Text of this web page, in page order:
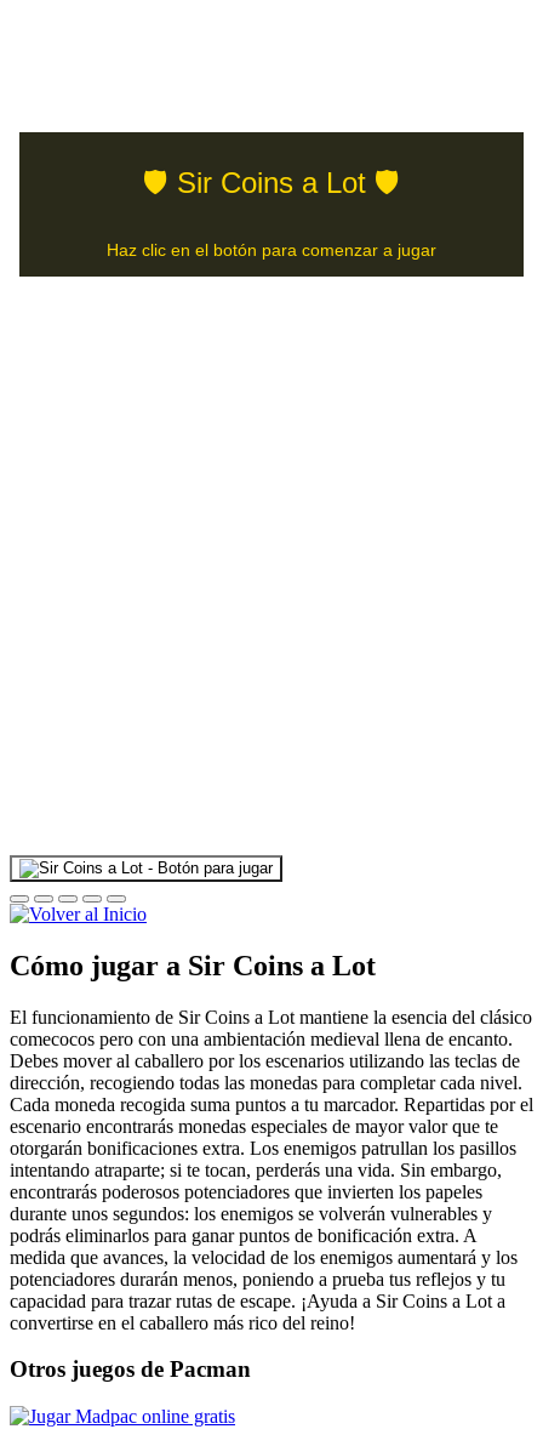
Cómo jugar a Sir Coins a Lot
El funcionamiento de Sir Coins a Lot mantiene la esencia del clásico
comecocos pero con una ambientación medieval llena de encanto.
Debes mover al caballero por los escenarios utilizando las teclas de
dirección, recogiendo todas las monedas para completar cada nivel.
Cada moneda recogida suma puntos a tu marcador. Repartidas por el
escenario encontrarás monedas especiales de mayor valor que te
otorgarán bonificaciones extra. Los enemigos patrullan los pasillos
intentando atraparte; si te tocan, perderás una vida. Sin embargo,
encontrarás poderosos potenciadores que invierten los papeles
durante unos segundos: los enemigos se volverán vulnerables y
podrás eliminarlos para ganar puntos de bonificación extra. A
medida que avances, la velocidad de los enemigos aumentará y los
potenciadores durarán menos, poniendo a prueba tus reflejos y tu
capacidad para trazar rutas de escape. ¡Ayuda a Sir Coins a Lot a
convertirse en el caballero más rico del reino!
Otros juegos de Pacman